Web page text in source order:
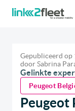
Zoeken
Gepubliceerd op
doorSabrina
Gelinkte
Peugeot
Peugeot